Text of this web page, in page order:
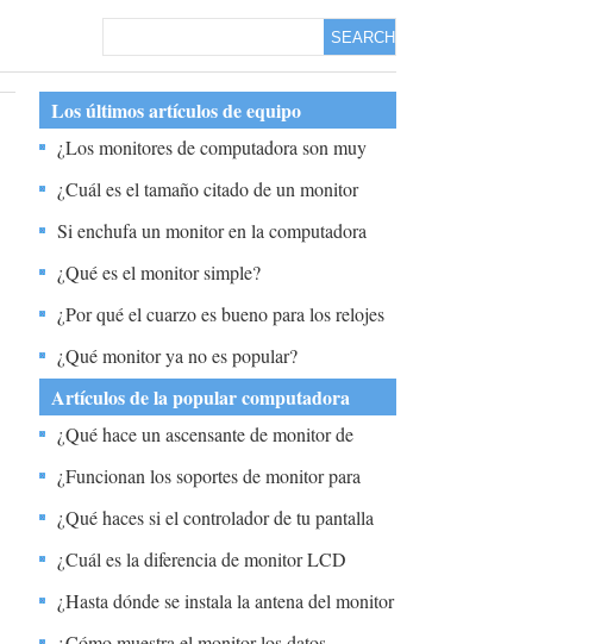
SEARCH
Los últimos artículos de equipo
¿Los monitores de computadora son muy
confiables para representar los colores de una
fotografía?
¿Cuál es el tamaño citado de un monitor
determinado por medir?
Si enchufa un monitor en la computadora
portátil, ¿jugará a través del monitor?
¿Qué es el monitor simple?
¿Por qué el cuarzo es bueno para los relojes
y otras máquinas electrónicas?
¿Qué monitor ya no es popular?
Artículos de la popular computadora
¿Qué hace un ascensante de monitor de
computadora?
¿Funcionan los soportes de monitor para
monitores LCD y CRT?
¿Qué haces si el controlador de tu pantalla
deja de responder?
¿Cuál es la diferencia de monitor LCD
Bettewen y monitores de grado médico?
¿Hasta dónde se instala la antena del monitor
en un sistema DVOR?